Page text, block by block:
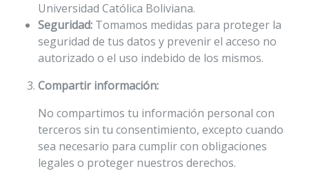
Universidad Católica Boliviana.
Seguridad: Tomamos medidas para proteger la
seguridad de tus datos y prevenir el acceso no
autorizado o el uso indebido de los mismos.
Compartir información:
No compartimos tu información personal con
terceros sin tu consentimiento, excepto cuando
sea necesario para cumplir con obligaciones
legales o proteger nuestros derechos.